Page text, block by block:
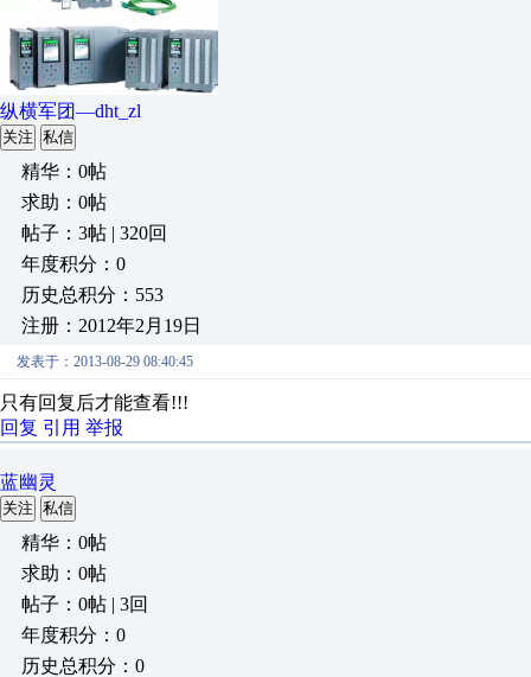
纵横军团—dht_zl
关注 私信
精华：0帖
求助：0帖
帖子：3帖 | 320回
年度积分：0
历史总积分：553
注册：2012年2月19日
发表于：2013-08-29 08:40:45
只有回复后才能查看!!!
回复 引用 举报
蓝幽灵
关注 私信
精华：0帖
求助：0帖
帖子：0帖 | 3回
年度积分：0
历史总积分：0